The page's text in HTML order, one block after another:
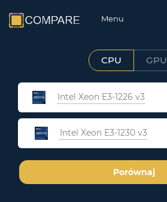
Menu
CPU GPU
Intel Xeon E3-1226 v3
Intel Xeon E3-1230 v3
Porównaj